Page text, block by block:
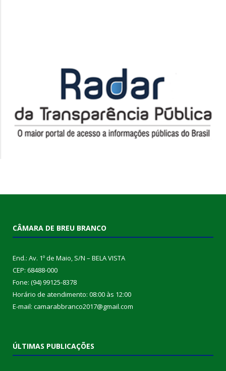
CÂMARA DE BREU BRANCO
End.: Av. 1º de Maio, S/N – BELA VISTA
CEP: 68488-000
Fone: (94) 99125-8378
Horário de atendimento: 08:00 às 12:00
E-mail: camarabbranco2017@gmail.com
ÚLTIMAS PUBLICAÇÕES